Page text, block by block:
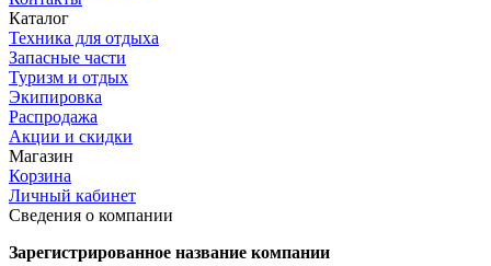
Каталог
Техника для отдыха
Запасные части
Туризм и отдых
Экипировка
Распродажа
Акции и скидки
Магазин
Корзина
Личный кабинет
Сведения о компании
Зарегистрированное название компании